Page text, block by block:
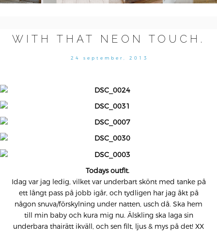
WITH THAT NEON TOUCH.
24 september, 2013
Todays outfit.
Idag var jag ledig, vilket var underbart skönt med tanke på
ett långt pass på jobb igår, och tydligen har jag åkt på
någon snuva/förskylning under natten, usch då. Ska hem
till min baby och kura mig nu. Älskling ska laga sin
underbara thairätt ikväll, och sen filt, ljus & mys på det! XX